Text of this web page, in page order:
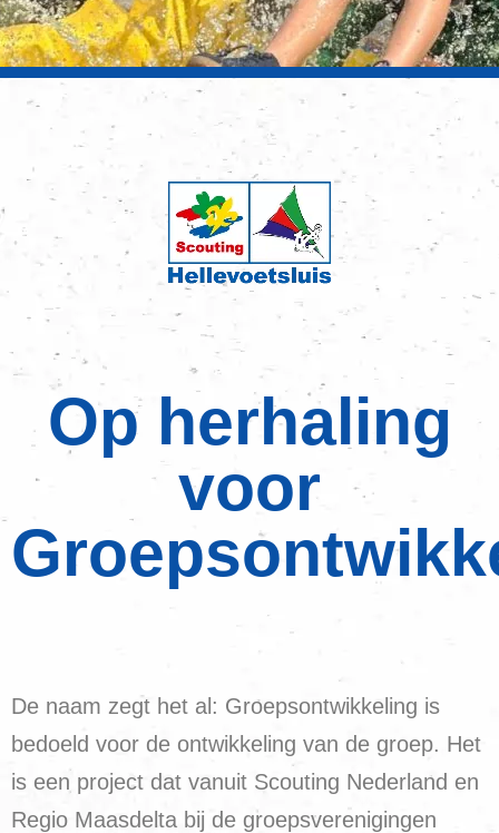
Op herhaling
voor
De naam zegt het al: Groepsontwikkeling is
bedoeld voor de ontwikkeling van de groep. Het
is een project dat vanuit Scouting Nederland en
Regio Maasdelta bij de groepsverenigingen